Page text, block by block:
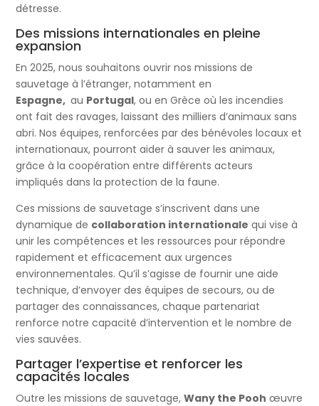
détresse.
Des missions internationales en pleine
expansion
En 2025, nous souhaitons ouvrir nos missions de
sauvetage à l’étranger, notamment en
Espagne, au Portugal, ou en Grèce où les incendies
ont fait des ravages, laissant des milliers d’animaux sans
abri. Nos équipes, renforcées par des bénévoles locaux et
internationaux, pourront aider à sauver les animaux,
grâce à la coopération entre différents acteurs
impliqués dans la protection de la faune.
Ces missions de sauvetage s’inscrivent dans une
dynamique de collaboration internationale qui vise à
unir les compétences et les ressources pour répondre
rapidement et efficacement aux urgences
environnementales. Qu’il s’agisse de fournir une aide
technique, d’envoyer des équipes de secours, ou de
partager des connaissances, chaque partenariat
renforce notre capacité d’intervention et le nombre de
vies sauvées.
Partager l’expertise et renforcer les
capacités locales
Outre les missions de sauvetage,Wany the Pooh œuvre